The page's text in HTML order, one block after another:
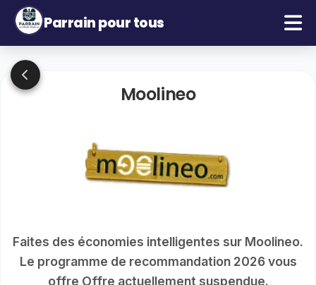
Parrain pour tous
Moolineo
Faites des économies intelligentes sur Moolineo.
Le programme de recommandation 2026 vous
offre Offre actuellement suspendue.